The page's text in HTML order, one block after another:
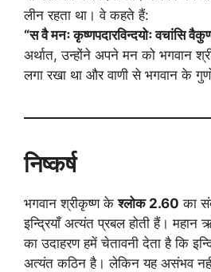
लीन रहता था। वे कहते हैं:
“स वै मनः कृष्णपदारविन्दयोः वचांसि
अर्थात, उन्होंने अपने मन को भगवान
लगा रखा था और वाणी से भगवान के
निष्कर्ष
भगवान श्रीकृष्ण केश्लोक 2.60 का
इन्द्रियाँ अत्यंत प्रबल होती हैं। महान
का उदाहरण हमें चेतावनी देता है कि
अत्यंत कठिन है। लेकिन यह असंभव